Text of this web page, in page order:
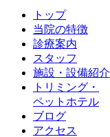
トップ
当院の特徴
診療案内
スタッフ
施設・設備紹介
トリミング・
ペットホテル
ブログ
アクセス